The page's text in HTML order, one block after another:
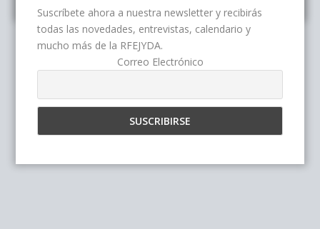
Suscríbete ahora a nuestra newsletter y recibirás
todas las novedades, entrevistas, calendario y
mucho más de la RFEJYDA.
Correo Electrónico